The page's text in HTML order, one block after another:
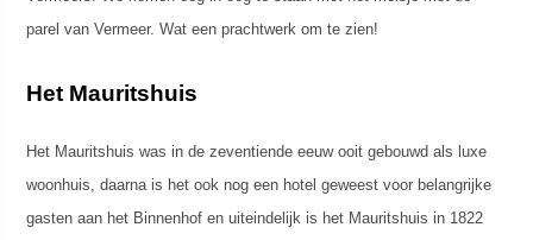
parel van Vermeer. Wat een prachtwerk om te zien!
Het Mauritshuis
Het Mauritshuis was in de zeventiende eeuw ooit gebouwd als luxe
woonhuis, daarna is het ook nog een hotel geweest voor belangrijke
gasten aan het Binnenhof en uiteindelijk is het Mauritshuis in 1822